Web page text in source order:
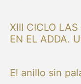
XIII CICLO
EN EL ADDA.
El anillo sin